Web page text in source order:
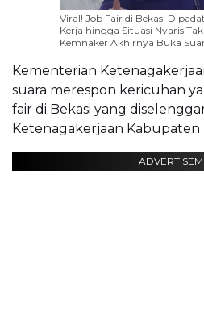
Viral! Job Fair di Bekasi
Kerja hingga Situasi Nyaris
Kemnaker Akhirnya Buka
Kementerian
suara merespon kericuhan
fair di Bekasi yang
Ketenagakerjaan Kabupaten